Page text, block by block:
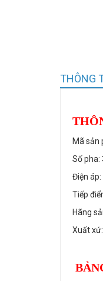
THÔNG
Mã sản
Số pha:
Điện
Tiếp
Hãng
Xuất